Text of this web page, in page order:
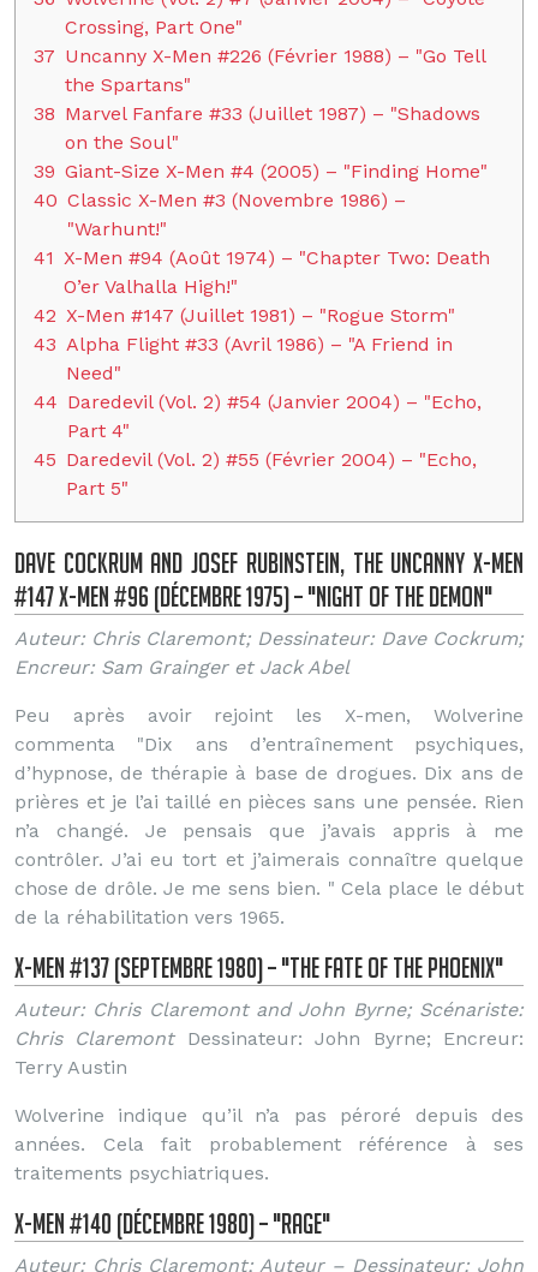
Crossing, Part One"
37 Uncanny X-Men #226 (Février 1988) – "Go Tell
the Spartans"
38 Marvel Fanfare #33 (Juillet 1987) – "Shadows
on the Soul"
39 Giant-Size X-Men #4 (2005) – "Finding Home"
40 Classic X-Men #3 (Novembre 1986) –
"Warhunt!"
41 X-Men #94 (Août 1974) – "Chapter Two: Death
O’er Valhalla High!"
42 X-Men #147 (Juillet 1981) – "Rogue Storm"
43 Alpha Flight #33 (Avril 1986) – "A Friend in
Need"
44 Daredevil (Vol. 2) #54 (Janvier 2004) – "Echo,
Part 4"
45 Daredevil (Vol. 2) #55 (Février 2004) – "Echo,
Part 5"
Dave Cockrum and Josef Rubinstein, The Uncanny X-Men
#147 X-Men #96 (Décembre 1975) – "Night of the Demon"
Auteur: Chris Claremont; Dessinateur: Dave Cockrum;
Encreur: Sam Grainger et Jack Abel
Peu après avoir rejoint les X-men, Wolverine
commenta "Dix ans d’entraînement psychiques,
d’hypnose, de thérapie à base de drogues. Dix ans de
prières et je l’ai taillé en pièces sans une pensée. Rien
n’a changé. Je pensais que j’avais appris à me
contrôler. J’ai eu tort et j’aimerais connaître quelque
chose de drôle. Je me sens bien. " Cela place le début
de la réhabilitation vers 1965.
X-Men #137 (Septembre 1980) – "The Fate of the Phoenix"
Auteur: Chris Claremont and John Byrne; Scénariste:
Chris ClaremontDessinateur: John Byrne; Encreur:
Terry Austin
Wolverine indique qu’il n’a pas péroré depuis des
années. Cela fait probablement référence à ses
traitements psychiatriques.
X-Men #140 (Décembre 1980) – "Rage"
Auteur: Chris Claremont; Auteur – Dessinateur: John